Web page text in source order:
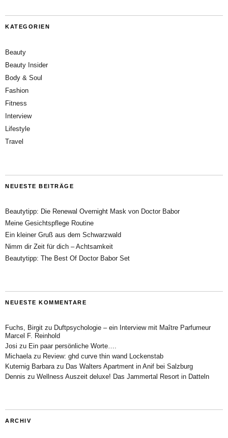
KATEGORIEN
Beauty
Beauty Insider
Body & Soul
Fashion
Fitness
Interview
Lifestyle
Travel
NEUESTE BEITRÄGE
Beautytipp: Die Renewal Overnight Mask von Doctor Babor
Meine Gesichtspflege Routine
Ein kleiner Gruß aus dem Schwarzwald
Nimm dir Zeit für dich – Achtsamkeit
Beautytipp: The Best Of Doctor Babor Set
NEUESTE KOMMENTARE
Fuchs, Birgit zu Duftpsychologie – ein Interview mit Maître Parfumeur
Marcel F. Reinhold
Josi zu Ein paar persönliche Worte….
Michaela zu Review: ghd curve thin wand Lockenstab
Kuternig Barbara zu Das Walters Apartment in Anif bei Salzburg
Dennis zu Wellness Auszeit deluxe! Das Jammertal Resort in Datteln
ARCHIV